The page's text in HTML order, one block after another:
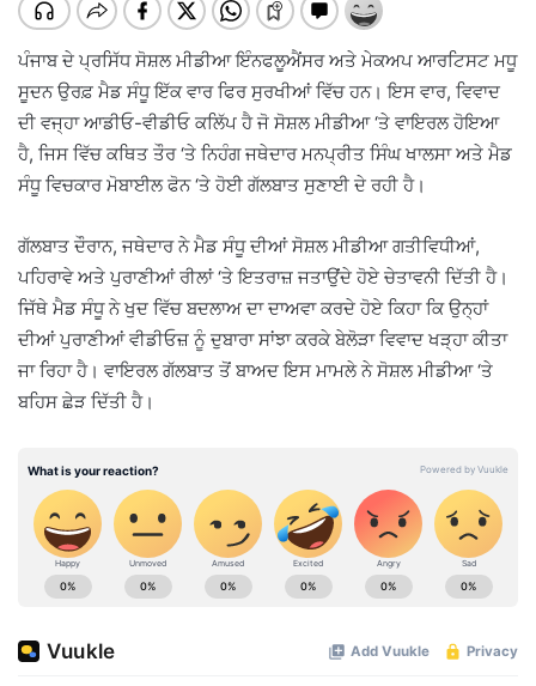
ਪੰਜਾਬ ਦੇ ਪ੍ਰਸਿੱਧ ਸੋਸ਼ਲ ਮੀਡੀਆ ਇੰਨਫਲੂਐਂਸਰ ਅਤੇ ਮੇਕਅਪ ਆਰਟਿਸਟ ਮਧੂ
ਸੂਦਨ ਉਰਫ਼ ਮੈਡ ਸੰਧੂ ਇੱਕ ਵਾਰ ਫਿਰ ਸੁਰਖੀਆਂ ਵਿੱਚ ਹਨ। ਇਸ ਵਾਰ, ਵਿਵਾਦ
ਦੀ ਵਜ੍ਹਾ ਆਡੀਓ-ਵੀਡੀਓ ਕਲਿੱਪ ਹੈ ਜੋ ਸੋਸ਼ਲ ਮੀਡੀਆ ‘ਤੇ ਵਾਇਰਲ ਹੋਇਆ
ਹੈ, ਜਿਸ ਵਿੱਚ ਕਥਿਤ ਤੌਰ ‘ਤੇ ਨਿਹੰਗ ਜਥੇਦਾਰ ਮਨਪ੍ਰੀਤ ਸਿੰਘ ਖਾਲਸਾ ਅਤੇ ਮੈਡ
ਸੰਧੂ ਵਿਚਕਾਰ ਮੋਬਾਈਲ ਫੋਨ ‘ਤੇ ਹੋਈ ਗੱਲਬਾਤ ਸੁਣਾਈ ਦੇ ਰਹੀ ਹੈ।
ਗੱਲਬਾਤ ਦੌਰਾਨ, ਜਥੇਦਾਰ ਨੇ ਮੈਡ ਸੰਧੂ ਦੀਆਂ ਸੋਸ਼ਲ ਮੀਡੀਆ ਗਤੀਵਿਧੀਆਂ,
ਪਹਿਰਾਵੇ ਅਤੇ ਪੁਰਾਣੀਆਂ ਰੀਲਾਂ ‘ਤੇ ਇਤਰਾਜ਼ ਜਤਾਉਂਦੇ ਹੋਏ ਚੇਤਾਵਨੀ ਦਿੱਤੀ ਹੈ।
ਜਿੱਥੇ ਮੈਡ ਸੰਧੂ ਨੇ ਖੁਦ ਵਿੱਚ ਬਦਲਾਅ ਦਾ ਦਾਅਵਾ ਕਰਦੇ ਹੋਏ ਕਿਹਾ ਕਿ ਉਨ੍ਹਾਂ
ਦੀਆਂ ਪੁਰਾਣੀਆਂ ਵੀਡੀਓਜ਼ ਨੂੰ ਦੁਬਾਰਾ ਸਾਂਝਾ ਕਰਕੇ ਬੇਲੋੜਾ ਵਿਵਾਦ ਖੜ੍ਹਾ ਕੀਤਾ
ਜਾ ਰਿਹਾ ਹੈ। ਵਾਇਰਲ ਗੱਲਬਾਤ ਤੋਂ ਬਾਅਦ ਇਸ ਮਾਮਲੇ ਨੇ ਸੋਸ਼ਲ ਮੀਡੀਆ ‘ਤੇ
ਬਹਿਸ ਛੇੜ ਦਿੱਤੀ ਹੈ।